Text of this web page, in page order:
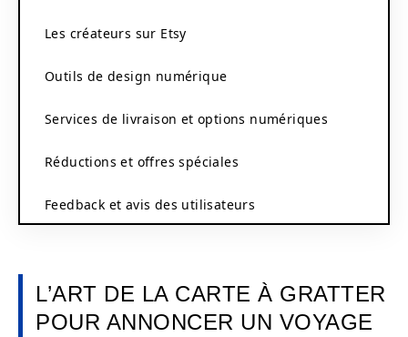
Les créateurs sur Etsy
Outils de design numérique
Services de livraison et options numériques
Réductions et offres spéciales
Feedback et avis des utilisateurs
L’ART DE LA CARTE À GRATTER
POUR ANNONCER UN VOYAGE